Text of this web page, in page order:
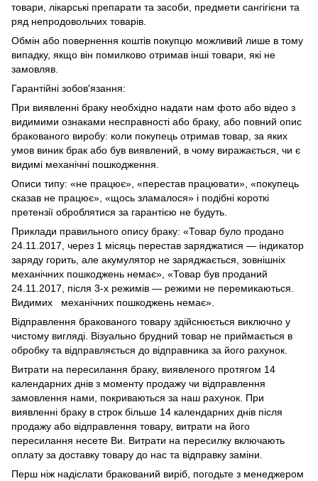
товари, лікарські препарати та засоби, предмети сангігієни та
ряд непродовольчих товарів.
Обмін або повернення коштів покупцю можливий лише в тому
випадку, якщо він помилково отримав інші товари, які не
замовляв.
Гарантійні зобов'язання:
При виявленні браку необхідно надати нам фото або відео з
видимими ознаками несправності або браку, або повний опис
бракованого виробу: коли покупець отримав товар, за яких
умов виник брак або був виявлений, в чому виражається, чи є
видимі механічні пошкодження.
Описи типу: «не працює», «перестав працювати», «покупець
сказав не працює», «щось зламалося» і подібні короткі
претензії оброблятися за гарантією не будуть.
Приклади правильного опису браку: «Товар було продано
24.11.2017, через 1 місяць перестав заряджатися — індикатор
заряду горить, але акумулятор не заряджається, зовнішніх
механічних пошкоджень немає», «Товар був проданий
24.11.2017, після 3-х режимів — режими не перемикаються.
Видимих механічних пошкоджень немає».
Відправлення бракованого товару здійснюється виключно у
чистому вигляді. Візуально брудний товар не приймається в
обробку та відправляється до відправника за його рахунок.
Витрати на пересилання браку, виявленого протягом 14
календарних днів з моменту продажу чи відправлення
замовлення нами, покриваються за наш рахунок. При
виявленні браку в строк більше 14 календарних днів після
продажу або відправлення товару, витрати на його
пересилання несете Ви. Витрати на пересилку включають
оплату за доставку товару до нас та відправку заміни.
Перш ніж надіслати бракований виріб, погодьте з менеджером